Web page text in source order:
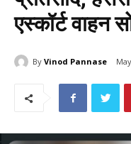
एस्कॉर्ट वाहन
By Vinod Pannase